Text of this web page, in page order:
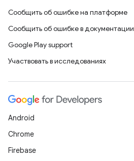
Сообщить об ошибке на платформе
Сообщить об ошибке в документации
Google Play support
Участвовать в исследованиях
Android
Chrome
Firebase